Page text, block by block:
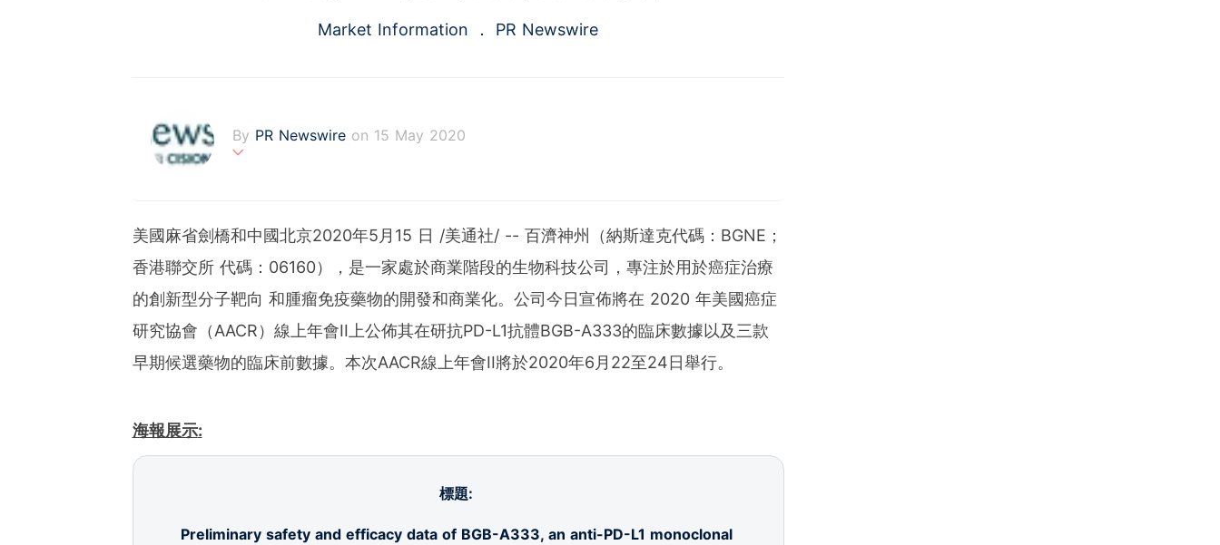
Market Information PR Newswire
By PR Newswire on 15 May 2020
marketers, corporate communicators and investor relations professionals le
verage to engage key audiences. Having pioneered the commercial news di
stribution industry since 1954, PR Newswire today provides end-to-end solu
t across traditional, digital, mobile and social channels. Combining the worl
d's largest multi-channel content distribution and optimization network with
comprehensive workflow tools and platforms, PR Newswire powers the stor
ies of organizations around the world. PR Newswire serves tens of thousan
ds of clients from offices in the Americas, Europe, Middle East, Africa and
美國麻省劍橋和中國北京2020年5月15 日 /美通社/ -- 百濟神州（納斯達克代碼：BGNE；
香港聯交所 代碼：06160），是一家處於商業階段的生物科技公司，專注於用於癌症治療
的創新型分子靶向 和腫瘤免疫藥物的開發和商業化。公司今日宣佈將在 2020 年美國癌症
研究協會（AACR）線上年會II上公佈其在研抗PD-L1抗體BGB-A333的臨床數據以及三款
早期候選藥物的臨床前數據。本次AACR線上年會II將於2020年6月22至24日舉行。
海報展示:
標題:
Preliminary safety and efficacy data of BGB-A333, an anti-PD-L1 monoclonal